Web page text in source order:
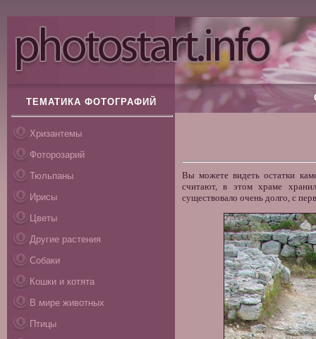
ТЕМАТИКА ФОТОГРАФИЙ
Хризантемы
Фоторозарий
Тюльпаны
Ирисы
Цветы
Другие растения
Собаки
Кошки и котята
В мире животных
Птицы
Вы можете видеть остатки
считают, в этом храме
существовало очень долго, с